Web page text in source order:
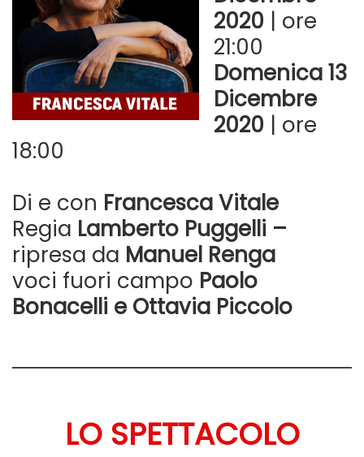
2020 | ore
21:00
Domenica 13
Dicembre
2020 | ore
18:00
Di e con Francesca Vitale
Regia Lamberto Puggelli –
ripresa da Manuel Renga
voci fuori campo Paolo
Bonacelli e Ottavia Piccolo
LO SPETTACOLO